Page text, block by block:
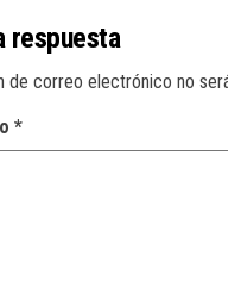
respuesta
de correo electrónico no
*